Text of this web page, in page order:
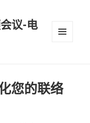
议-电
您的联络